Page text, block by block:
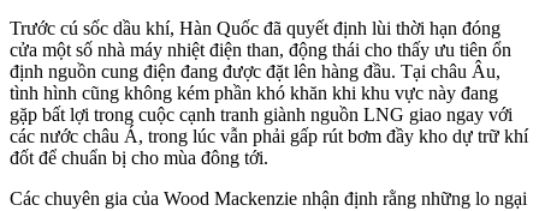
Trước cú sốc dầu khí, Hàn Quốc đã quyết định lùi thời hạn đóng
cửa một số nhà máy nhiệt điện than, động thái cho thấy ưu tiên ổn
định nguồn cung điện đang được đặt lên hàng đầu. Tại châu Âu,
tình hình cũng không kém phần khó khăn khi khu vực này đang
gặp bất lợi trong cuộc cạnh tranh giành nguồn LNG giao ngay với
các nước châu Á, trong lúc vẫn phải gấp rút bơm đầy kho dự trữ khí
đốt để chuẩn bị cho mùa đông tới.
Các chuyên gia của Wood Mackenzie nhận định rằng những lo ngại